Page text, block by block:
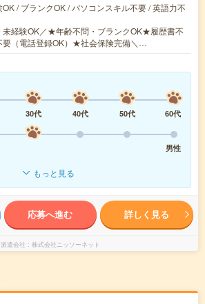
/ ブランクOK / パソコンスキル不要 / 英語力不
未経験OK／★年齢不問・ブランクOK★履歴書不
要（電話登録OK）★社会保険完備＼…
30代 40代 50代
60代
男性
もっと見る
応募へ進む 詳しく見る
派遣会社 株式会社ニッソーネット